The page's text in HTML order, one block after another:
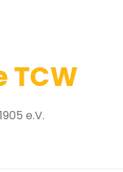
TCW
e.V.